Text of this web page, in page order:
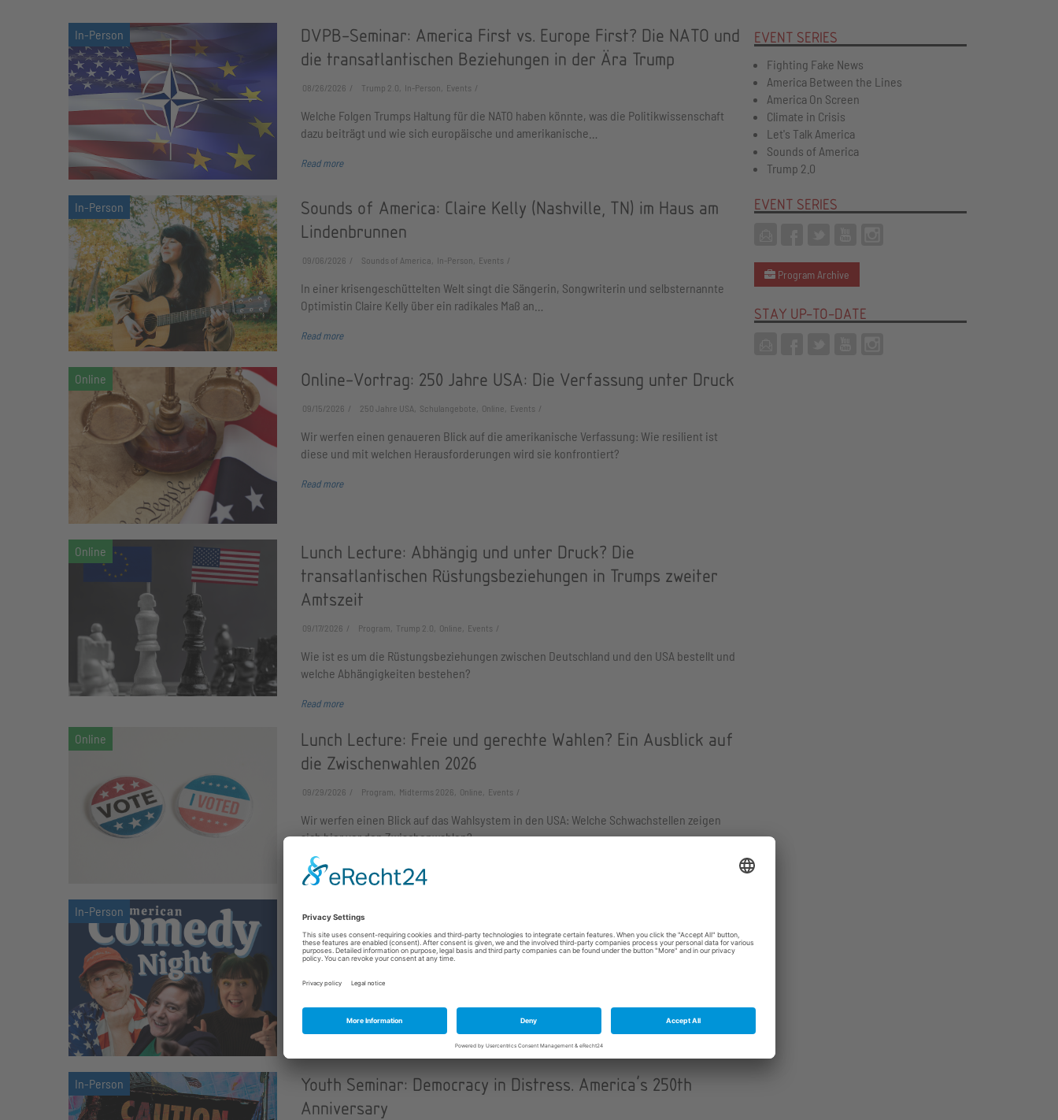
DVPB-Seminar: America First vs. Europe First? Die NATO und
die transatlantischen Beziehungen in der Ära Trump
08/26/2026 Trump 2.0, In-Person, Events
Welche Folgen Trumps Haltung für die NATO haben könnte, was die Politikwissenschaft
dazu beiträgt und wie sich europäische und amerikanische…
Read more
Sounds of America: Claire Kelly (Nashville, TN) im Haus am
Lindenbrunnen
09/06/2026 Sounds of America, In-Person, Events
In einer krisengeschüttelten Welt singt die Sängerin, Songwriterin und selbsternannte
Optimistin Claire Kelly über ein radikales Maß an…
Read more
Online-Vortrag: 250 Jahre USA: Die Verfassung unter Druck
09/15/2026 250 Jahre USA, Schulangebote, Online, Events
Wir werfen einen genaueren Blick auf die amerikanische Verfassung: Wie resilient ist
diese und mit welchen Herausforderungen wird sie konfrontiert?
Read more
Lunch Lecture: Abhängig und unter Druck? Die
transatlantischen Rüstungsbeziehungen in Trumps zweiter
Amtszeit
09/17/2026 Program, Trump 2.0, Online, Events
Wie ist es um die Rüstungsbeziehungen zwischen Deutschland und den USA bestellt und
welche Abhängigkeiten bestehen?
Read more
Lunch Lecture: Freie und gerechte Wahlen? Ein Ausblick auf
die Zwischenwahlen 2026
09/29/2026 Program, Midterms 2026, Online, Events
Wir werfen einen Blick auf das Wahlsystem in den USA: Welche Schwachstellen zeigen
sich hier vor den Zwischenwahlen?
Read more
American Comedy Night feat. Jordan Prince
10/04/2026 Program, In-Person, Events
lived to tell the tale at this epic comedy show!
Youth Seminar: Democracy in Distress. America’s 250th
Anniversary
EVENT SERIES
Fighting Fake News
America Between the Lines
America On Screen
Climate in Crisis
Let's Talk America
Sounds of America
Trump 2.0
EVENT SERIES
Program Archive
STAY UP-TO-DATE